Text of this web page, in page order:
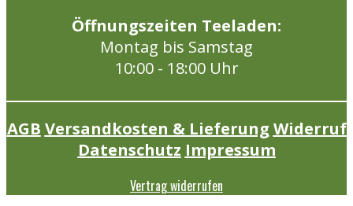
Öffnungszeiten Teeladen:
Montag bis Samstag
10:00 - 18:00 Uhr
AGB Versandkosten & Lieferung Widerruf
Datenschutz Impressum
Vertrag widerrufen